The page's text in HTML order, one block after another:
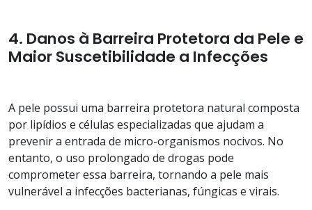
4. Danos à Barreira Protetora da Pele e
Maior Suscetibilidade a Infecções
A pele possui uma barreira protetora natural composta
por lipídios e células especializadas que ajudam a
prevenir a entrada de micro-organismos nocivos. No
entanto, o uso prolongado de drogas pode
comprometer essa barreira, tornando a pele mais
vulnerável a infecções bacterianas, fúngicas e virais.